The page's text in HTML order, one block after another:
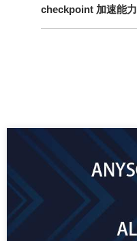
checkpoint 加速能力